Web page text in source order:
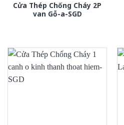
Cửa Thép Chống Cháy 2P
van Gỗ-a-SGD